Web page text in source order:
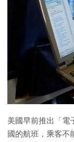
生成式AI與雲端應用
Enterprise Digital
美國早前推出「電
國的航班，乘客不